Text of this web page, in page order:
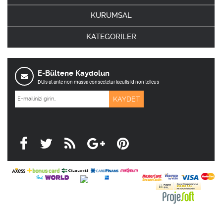
KURUMSAL
KATEGORİLER
E-Bültene Kaydolun
DUis at ante non massa consectetur iaculis id non telleus